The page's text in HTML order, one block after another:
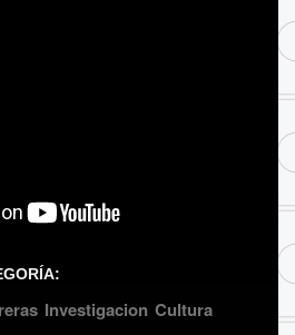
Investigacion Cultura